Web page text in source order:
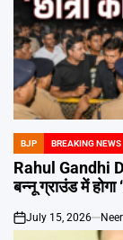
POSTED
IN
BJP BREAKING NEWS
Rahul Gandhi
बन्नू ग्राउंड में होगा
on
July 15, 2026